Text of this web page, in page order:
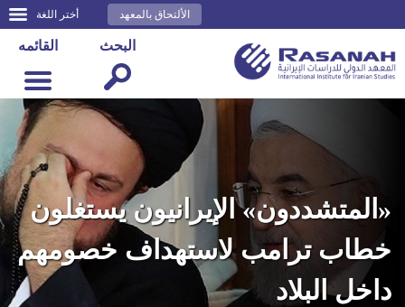
أختر اللغة الألتحاق بالمعهد
القائمه البحث
«المتشددون» الإيرانيون يستغلون
خطاب ترامب لاستهداف خصومهم
داخل البلاد